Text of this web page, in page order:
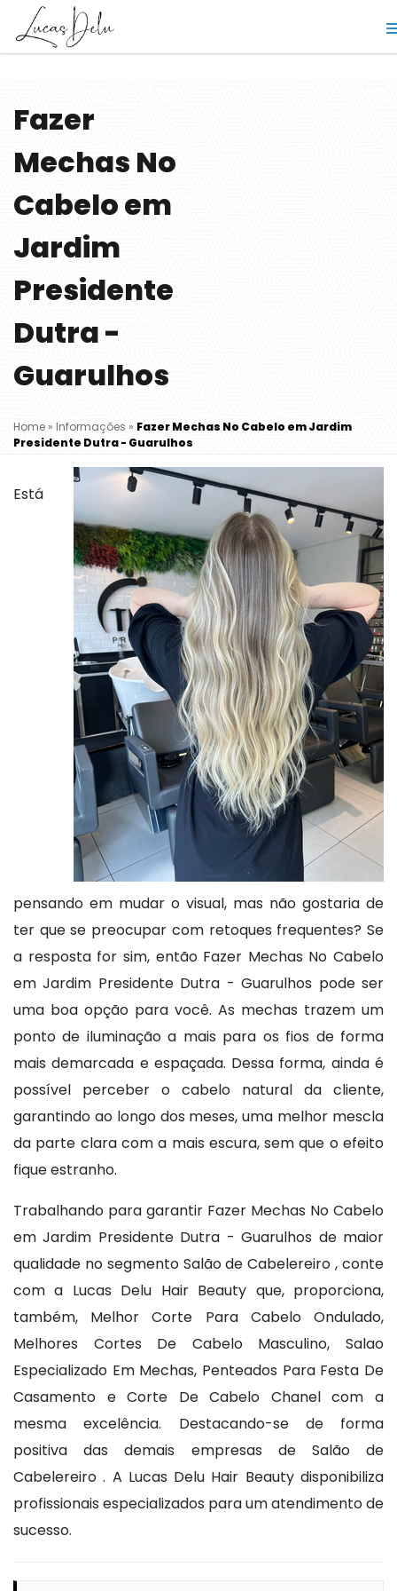
Fazer
Mechas No
Cabelo em
Jardim
Presidente
Dutra -
Guarulhos
Home» Informações » Fazer Mechas No Cabelo em Jardim
Presidente Dutra - Guarulhos
Está
pensando em mudar o visual, mas não gostaria de
ter que se preocupar com retoques frequentes? Se
a resposta for sim, então Fazer Mechas No Cabelo
em Jardim Presidente Dutra - Guarulhos pode ser
uma boa opção para você. As mechas trazem um
ponto de iluminação a mais para os fios de forma
mais demarcada e espaçada. Dessa forma, ainda é
possível perceber o cabelo natural da cliente,
garantindo ao longo dos meses, uma melhor mescla
da parte clara com a mais escura, sem que o efeito
fique estranho.
Trabalhando para garantir Fazer Mechas No Cabelo
em Jardim Presidente Dutra - Guarulhos de maior
qualidade no segmento Salão de Cabelereiro , conte
com a Lucas Delu Hair Beauty que, proporciona,
também, Melhor Corte Para Cabelo Ondulado,
Melhores Cortes De Cabelo Masculino, Salao
Especializado Em Mechas, Penteados Para Festa De
Casamento e Corte De Cabelo Chanel com a
mesma excelência. Destacando-se de forma
positiva das demais empresas de Salão de
Cabelereiro . A Lucas Delu Hair Beauty disponibiliza
profissionais especializados para um atendimento de
sucesso.